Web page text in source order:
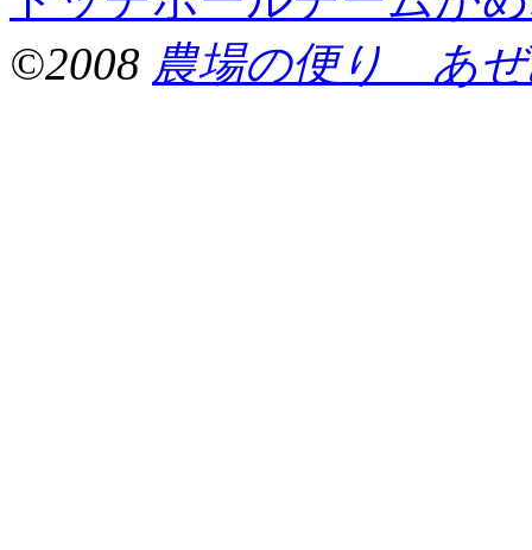
©2008 農場の便り あぜ